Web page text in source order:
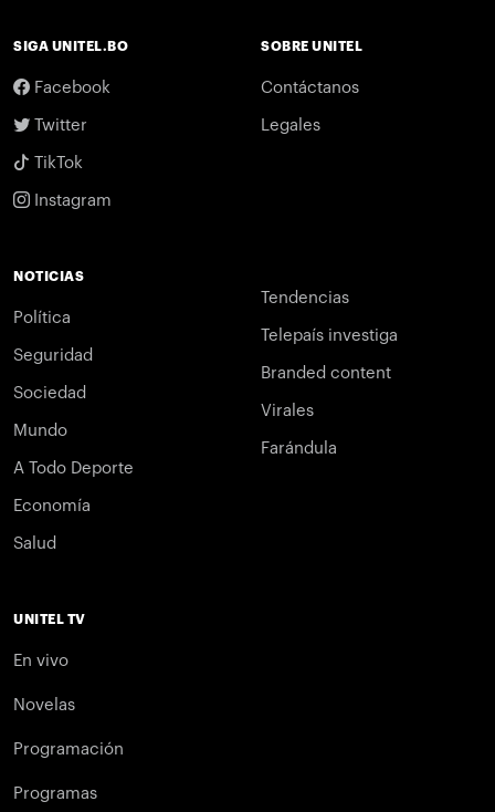
SIGA UNITEL.BO
Facebook
Twitter
TikTok
Instagram
SOBRE UNITEL
Contáctanos
Legales
NOTICIAS
Política
Seguridad
Sociedad
Mundo
A Todo Deporte
Economía
Salud
Tendencias
Telepaís investiga
Branded content
Virales
Farándula
UNITEL TV
En vivo
Novelas
Programación
Programas